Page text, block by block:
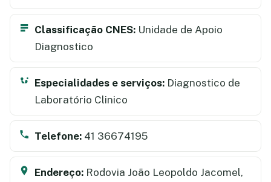
Classificação CNES: Unidade de Apoio
Diagnostico
Especialidades e serviços: Diagnostico de
Laboratório Clinico
Telefone: 41 36674195
Endereço: Rodovia João Leopoldo Jacomel,